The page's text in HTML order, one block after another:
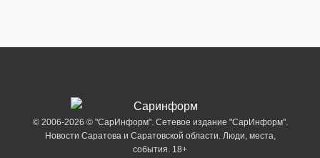
© 2006-2026 © "СарИнформ". Сетевое издание "СарИнформ".
Новости Саратова и Саратовской области. Люди, места,
события. 18+